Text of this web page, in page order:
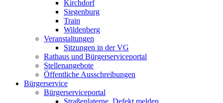
Kirchdorf
Siegenburg
Train
Wildenberg
Veranstaltungen
Sitzungen in der VG
Rathaus und Bürgerserviceportal
Stellenangebote
Öffentliche Ausschreibungen
Bürgerservice
Bürgerserviceportal
Straßenlaterne, Defekt melden